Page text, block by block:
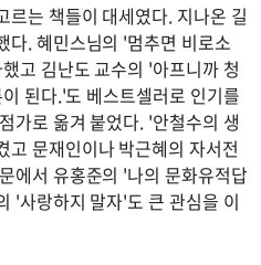
는 책들이 대세였다. 지나온 길
다. 혜민스님의 '멈추면 비로소
고 김난도 교수의 '아프니까 청
된다.'도 베스트셀러로 인기를
가로 옮겨 붙었다. '안철수의 생
문재인이나 박근혜의 자서전
에서 유홍준의 '나의 문화유적답
'사랑하지 말자'도 큰 관심을 이